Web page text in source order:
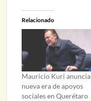
Relacionado
Mauricio Kuri anuncia
nueva era de apoyos
sociales en Querétaro